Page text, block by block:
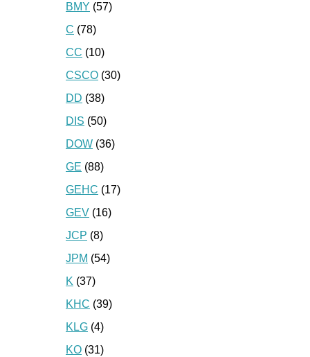
BMY (57)
C (78)
CC (10)
CSCO (30)
DD (38)
DIS (50)
DOW (36)
GE (88)
GEHC (17)
GEV (16)
JCP (8)
JPM (54)
K (37)
KHC (39)
KLG (4)
KO (31)